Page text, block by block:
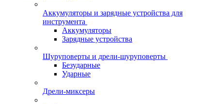
Аккумуляторы и зарядные устройства для
инструмента
Аккумуляторы
Зарядные устройства
Шуруповерты и дрели-шуруповерты
Безударные
Ударные
Дрели-миксеры